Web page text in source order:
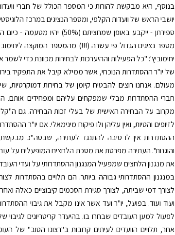
בנוסף, היא מבקשת להורות כי המספר הכולל של חברי
יושבי הראש של וועדות הקלפי, ומספר הנציגים במרכז
ספירתן - ייקבע באופן שמחציתם
מספר נציגים הגדול פי עשרה (!!!) מהמספר המוקצה
יחימוביץ': "כל הפעילות וההיערכות לבחירות מכוונת כדי
של יו"ר ההסתדרות הנוכחי, אשר ממילא קיבל את התפקיד
מעולם. אנחנו רוצים להבטיח קיומן של בחירות
חברי ההסתדרות מבלי שמפקחים עליהם ומפחידים אותם.
מקרוב על הבחירה האישית של בעלי זכות הבחירה. גם
לזיופים והטיות, ואין עליהן ולו פיקוח מינימאלי. אם יו"ר
ההסתדרות אין לו סיבה להתנגד לעתירה, שבסה"כ מבקשת
והוגנות". העתירה מפרטת את מסכת הלחצים המופעלים על
את מנגנון הלחצים שמפעיל המנגנון ההסתדרותי על ועדי
במנגנון ההסתדרותי גבוהה ביותר. הם תלויים בהסתדרות
לצורך דמי שביתה, לצורך סגירת הסכמים קיבוציים כאלה
ועוד ועוד. בפועל, יו"ר ועד אשר אינו מקבל את גיבוי
לפעול למען העובדים שבחרו בו. בהיעדר קריטריונים
אחר, תלויים הוועדים לעיתים קרובות ב"רצונו הטוב" של